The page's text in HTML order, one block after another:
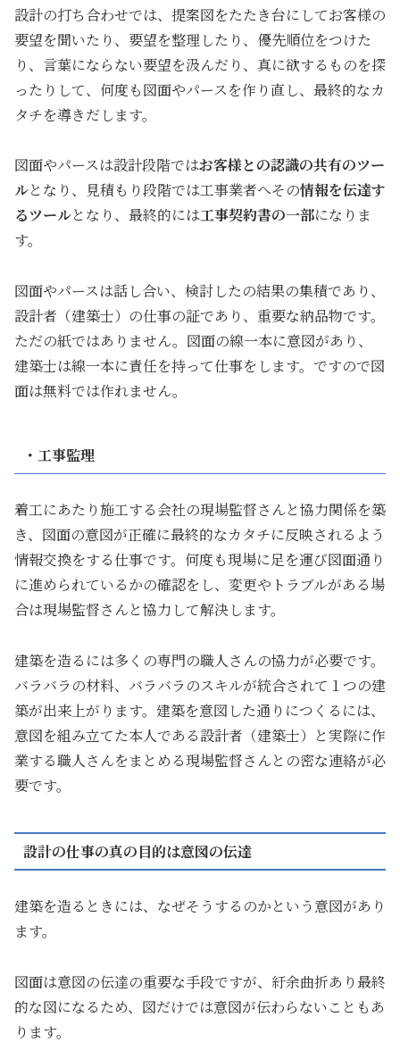
設計の打ち合わせでは、提案図をたたき台にしてお客様の
要望を聞いたり、要望を整理したり、優先順位をつけた
り、言葉にならない要望を汲んだり、真に欲するものを探
ったりして、何度も図面やパースを作り直し、最終的なカ
タチを導きだします。
図面やパースは設計段階ではお客様との認識の共有のツー
ルとなり、見積もり段階では工事業者へその情報を伝達す
るツールとなり、最終的には工事契約書の一部になりま
す。
図面やパースは話し合い、検討したの結果の集積であり、
設計者（建築士）の仕事の証であり、重要な納品物です。
ただの紙ではありません。図面の線一本に意図があり、
建築士は線一本に責任を持って仕事をします。ですので図
面は無料では作れません。
・工事監理
着工にあたり施工する会社の現場監督さんと協力関係を築
き、図面の意図が正確に最終的なカタチに反映されるよう
情報交換をする仕事です。何度も現場に足を運び図面通り
に進められているかの確認をし、変更やトラブルがある場
合は現場監督さんと協力して解決します。
建築を造るには多くの専門の職人さんの協力が必要です。
バラバラの材料、バラバラのスキルが統合されて１つの建
築が出来上がります。建築を意図した通りにつくるには、
意図を組み立てた本人である設計者（建築士）と実際に作
業する職人さんをまとめる現場監督さんとの密な連絡が必
要です。
設計の仕事の真の目的は意図の伝達
建築を造るときには、なぜそうするのかという意図があり
ます。
図面は意図の伝達の重要な手段ですが、紆余曲折あり最終
的な図になるため、図だけでは意図が伝わらないこともあ
ります。